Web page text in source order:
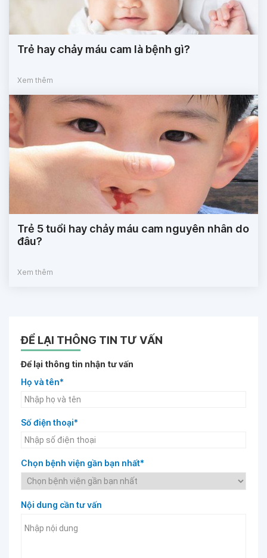
Trẻ hay chảy máu cam là bệnh gì?
Xem thêm
Trẻ 5 tuổi hay chảy máu cam nguyên nhân do
đâu?
Xem thêm
ĐỂ LẠI THÔNG TIN TƯ VẤN
Để lại thông tin nhận tư vấn
Họ và tên*
Số điện thoại*
Chọn bệnh viện gần bạn nhất*
Nội dung cần tư vấn